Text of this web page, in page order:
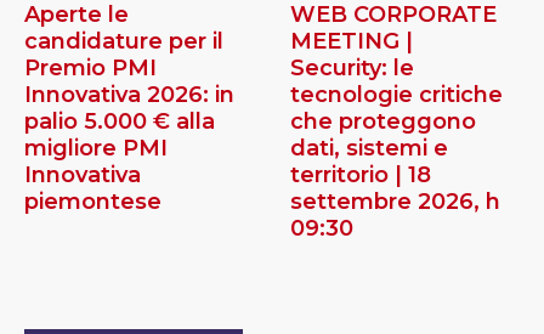
Aperte le
candidature per il
Premio PMI
Innovativa 2026: in
palio 5.000 € alla
migliore PMI
Innovativa
piemontese
WEB CORPORATE
MEETING |
Security: le
tecnologie critiche
che proteggono
dati, sistemi e
territorio | 18
settembre 2026, h
09:30